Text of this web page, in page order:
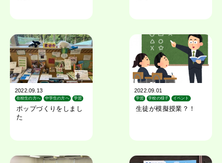
2022.09.13
在校生の方へ 中学生の方へ
学習
ポップづくりをしまし
た
2022.09.01
学習 学校の様子 イベント
生徒が模擬授業？！